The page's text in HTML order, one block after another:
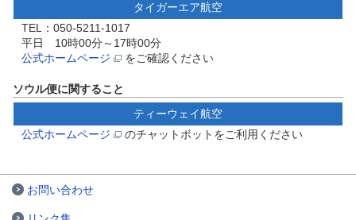
タイガーエア航空
TEL：050-5211-1017
平日 10時00分～17時00分
公式ホームページ
をご確認ください
ソウル便に関すること
ティーウェイ航空
公式ホームページ
のチャットボットをご利用ください
お問い合わせ